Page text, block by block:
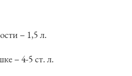
– 1,5 л.
– 4-5 ст. л.